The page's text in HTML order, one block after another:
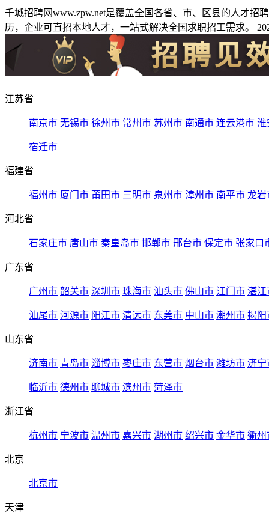
千城招聘网www.zpw.net是覆盖全国各省、市、区县的人才
历，企业可直招本地人才，一站式解决全国求职招工需求。
江苏省
南京市 无锡市 徐州市 常州市 苏州市 南通市 连云港市 淮
宿迁市
福建省
福州市 厦门市 莆田市 三明市 泉州市 漳州市 南平市 龙岩
河北省
石家庄市 唐山市 秦皇岛市 邯郸市 邢台市 保定市 张家口
广东省
广州市 韶关市 深圳市 珠海市 汕头市 佛山市 江门市 湛江
汕尾市 河源市 阳江市 清远市 东莞市 中山市 潮州市 揭阳
山东省
济南市 青岛市 淄博市 枣庄市 东营市 烟台市 潍坊市 济宁
临沂市 德州市 聊城市 滨州市 菏泽市
浙江省
杭州市 宁波市 温州市 嘉兴市 湖州市 绍兴市 金华市 衢州
北京
北京市
天津